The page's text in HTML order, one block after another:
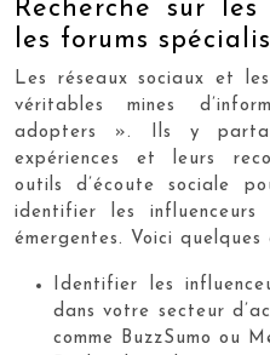
Recherche sur
les forums
Les réseaux sociaux et
véritables mines
adopters ». Ils y
expériences et leurs
outils d’écoute sociale
identifier les
émergentes. Voici quelques
Identifier les
dans votre secteur
comme BuzzSumo ou